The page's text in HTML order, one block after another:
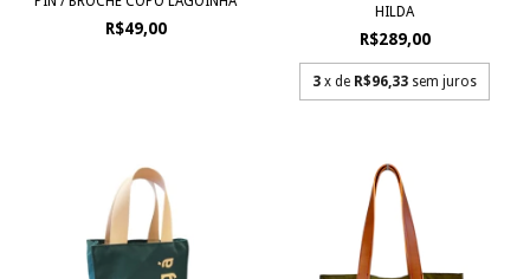
R$49,00
HILDA
R$289,00
3 x de R$96,33 sem juros